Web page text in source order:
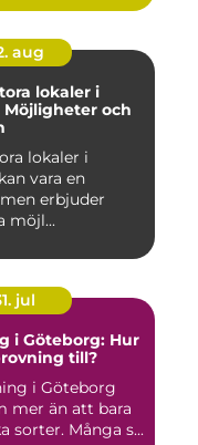
aug
lokaler i
Möjligheter och
lokaler i
vara en
erbjuder
möjl...
jul
i Göteborg: Hur
till?
i Göteborg
mer än att bara
sorter. Många s...